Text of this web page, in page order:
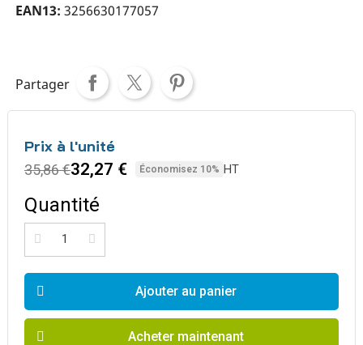
EAN13 3256630177057
Partager
Prix à l'unité
35,86 €32,27 € Économisez 10% HT
Quantité
Ajouter au panier
Acheter maintenant